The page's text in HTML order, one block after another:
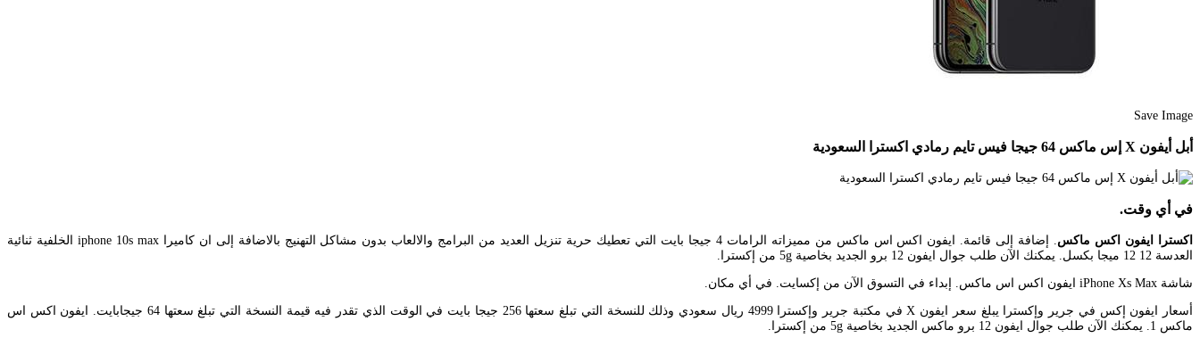
Save Image
أبل أيفون X إس ماكس 64 جيجا فيس تايم رمادي اكسترا السعودية
في أي وقت.
اكسترا ايفون اكس ماكس
. إضافة إلى قائمة. ايفون اكس اس ماكس من مميزاته الرامات 4 جيجا بايت التي تعطيك حرية تنزيل العديد من البرامج والالعاب بدون مشاكل التهنيج بالاضافة إلى ان كاميرا iphone 10s max الخلفية ثنائية
العدسة 12 12 ميجا بكسل. يمكنك الآن طلب جوال ايفون 12 برو الجديد بخاصية 5g من إكسترا.
شاشة iPhone Xs Max ايفون اكس اس ماكس. إبداء في التسوق الآن من إكسايت. في أي مكان.
أسعار ايفون إكس في جرير وإكسترا يبلغ سعر ايفون X في مكتبة جرير وإكسترا 4999 ريال سعودي وذلك للنسخة التي تبلغ سعتها 256 جيجا بايت في الوقت الذي تقدر فيه قيمة النسخة التي تبلغ سعتها 64 جيجابايت. ايفون اكس اس
ماكس 1. يمكنك الآن طلب جوال ايفون 12 برو ماكس الجديد بخاصية 5g من إكسترا.